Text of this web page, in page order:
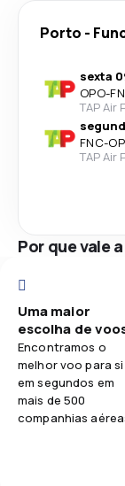
Porto -
sexta
OPO-
TAP Air
FNC-
TAP Air
Por que vale
Uma maior
escolha de
Encontramos o
melhor voo para si
em segundos em
mais de 500
companhias